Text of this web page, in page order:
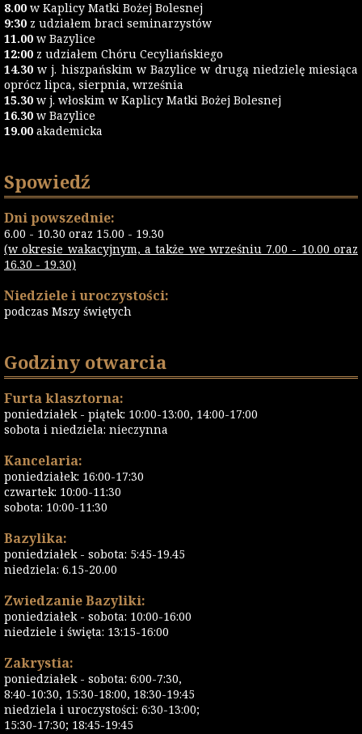
8.00 w Kaplicy Matki Bożej Bolesnej
9:30 z udziałem braci seminarzystów
11.00 w Bazylice
12:00 z udziałem Chóru Cecyliańskiego
14.30 w j. hiszpańskim w Bazylice w drugą niedzielę miesiąca
oprócz lipca, sierpnia, września
15.30 w j. włoskim w Kaplicy Matki Bożej Bolesnej
16.30 w Bazylice
19.00 akademicka
Spowiedź
Dni powszednie:
6.00 - 10.30 oraz 15.00 - 19.30
(w okresie wakacyjnym, a także we wrześniu 7.00 - 10.00 oraz
16.30 - 19.30)
Niedziele i uroczystości:
podczas Mszy świętych
Godziny otwarcia
Furta klasztorna:
poniedziałek - piątek: 10:00-13:00, 14:00-17:00
sobota i niedziela: nieczynna
Kancelaria:
poniedziałek: 16:00-17:30
czwartek: 10:00-11:30
sobota: 10:00-11:30
Bazylika:
poniedziałek - sobota: 5:45-19.45
niedziela: 6.15-20.00
Zwiedzanie Bazyliki:
poniedziałek - sobota: 10:00-16:00
niedziele i święta: 13:15-16:00
Zakrystia:
poniedziałek - sobota: 6:00-7:30,
8:40-10:30, 15:30-18:00, 18:30-19:45
niedziela i uroczystości: 6:30-13:00;
15:30-17:30; 18:45-19:45